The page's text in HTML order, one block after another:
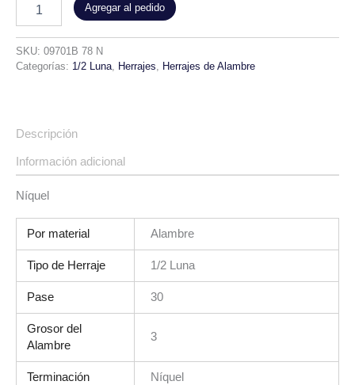
Agregar al pedido
SKU: 09701B 78 N
Categorías: 1/2 Luna Herrajes Herrajes de Alambre
Descripción
Información adicional
Níquel
Por material Alambre
Tipo de Herraje 1/2 Luna
Pase 30
Grosor del
Alambre
3
Terminación Níquel